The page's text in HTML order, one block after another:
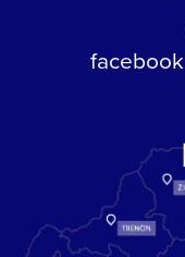
facebook